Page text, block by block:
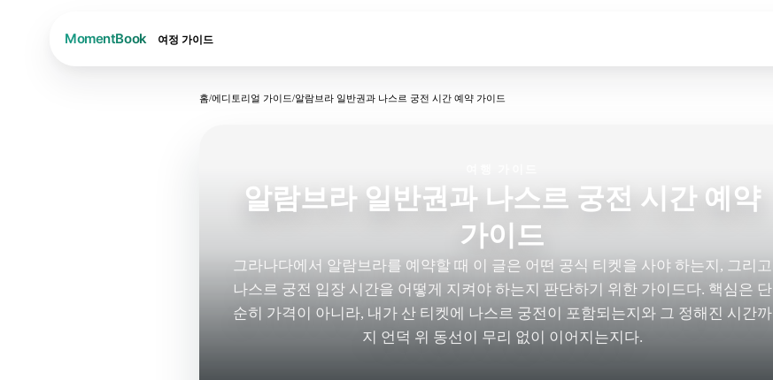
여정 가이드
홈/에디토리얼 가이드/알람브라 일반권과 나스르 궁전 시간 예약 가이드
알람브라 일반권과 나스르 궁전 시간 예약
가이드
그라나다에서 알람브라를 예약할 때 이 글은 어떤 공식 티켓을 사야 하는지, 그리고
나스르 궁전 입장 시간을 어떻게 지켜야 하는지 판단하기 위한 가이드다. 핵심은 단
순히 가격이 아니라, 내가 산 티켓에 나스르 궁전이 포함되는지와 그 정해진 시간까
지 언덕 위 동선이 무리 없이 이어지는지다.